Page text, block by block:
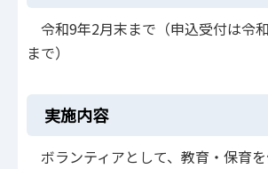
令和9年2月末まで（申込受付は令
まで）
実施内容
ボランティアとして、教育・保育